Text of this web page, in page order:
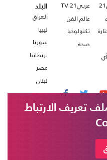
عربي21 TV
عالم الفن
تكنولوجيا
صحة
البلد
العراق
ليبيا
سوريا
بريطانيا
مصر
لبنان
تعريف الارتباط